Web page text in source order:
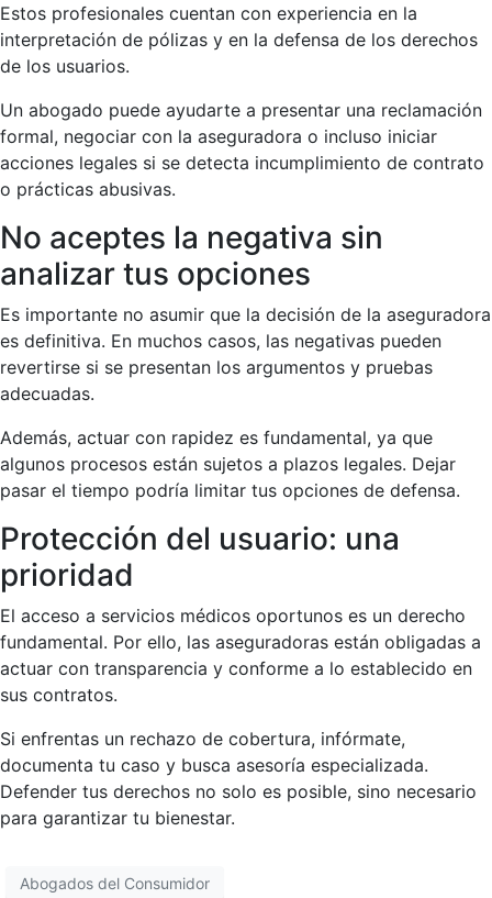
Estos profesionales cuentan con experiencia en la
interpretación de pólizas y en la defensa de los derechos
de los usuarios.
Un abogado puede ayudarte a presentar una reclamación
formal, negociar con la aseguradora o incluso iniciar
acciones legales si se detecta incumplimiento de contrato
o prácticas abusivas.
No aceptes la negativa sin
analizar tus opciones
Es importante no asumir que la decisión de la aseguradora
es definitiva. En muchos casos, las negativas pueden
revertirse si se presentan los argumentos y pruebas
adecuadas.
Además, actuar con rapidez es fundamental, ya que
algunos procesos están sujetos a plazos legales. Dejar
pasar el tiempo podría limitar tus opciones de defensa.
Protección del usuario: una
prioridad
El acceso a servicios médicos oportunos es un derecho
fundamental. Por ello, las aseguradoras están obligadas a
actuar con transparencia y conforme a lo establecido en
sus contratos.
Si enfrentas un rechazo de cobertura, infórmate,
documenta tu caso y busca asesoría especializada.
Defender tus derechos no solo es posible, sino necesario
para garantizar tu bienestar.
Abogados del Consumidor